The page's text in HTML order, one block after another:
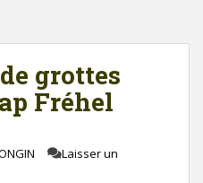
grottes
Fréhel
Laisser un